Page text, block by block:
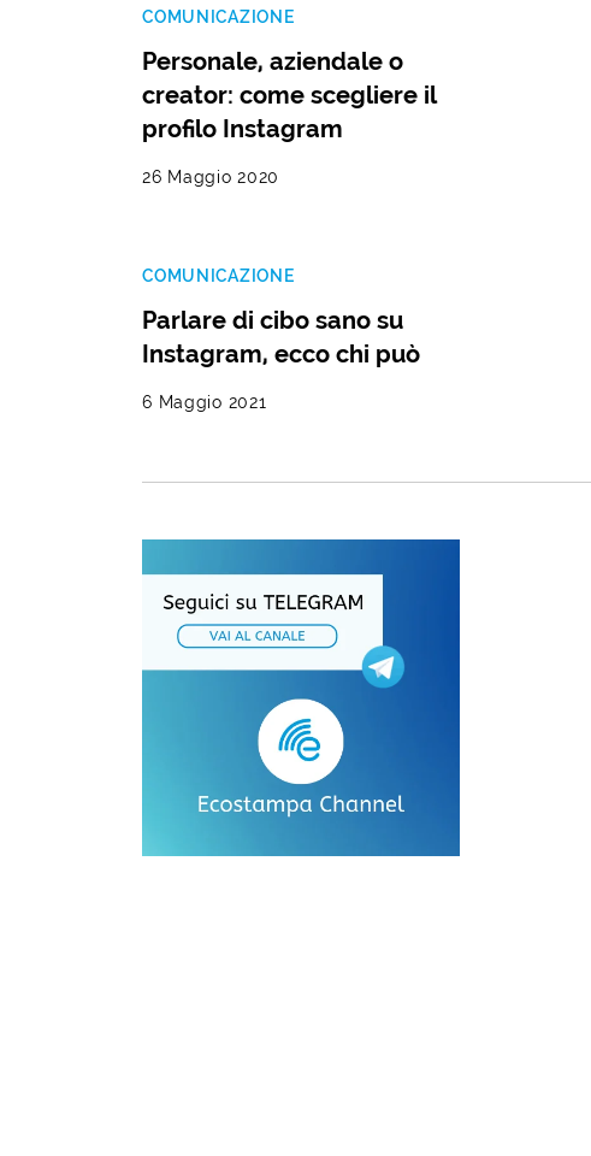
COMUNICAZIONE
Personale, aziendale o
creator: come scegliere il
profilo Instagram
26 Maggio 2020
COMUNICAZIONE
Parlare di cibo sano su
Instagram, ecco chi può
6 Maggio 2021